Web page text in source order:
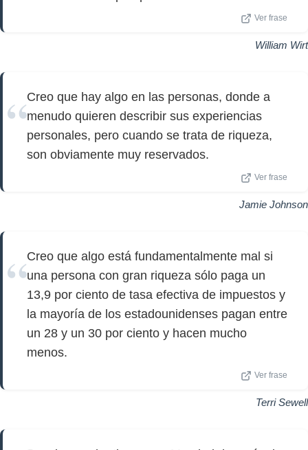
Ver frase
William Wirt
Creo que hay algo en las personas, donde a
menudo quieren describir sus experiencias
personales, pero cuando se trata de riqueza,
son obviamente muy reservados.
Ver frase
Jamie Johnson
Creo que algo está fundamentalmente mal si
una persona con gran riqueza sólo paga un
13,9 por ciento de tasa efectiva de impuestos y
la mayoría de los estadounidenses pagan entre
un 28 y un 30 por ciento y hacen mucho
menos.
Ver frase
Terri Sewell